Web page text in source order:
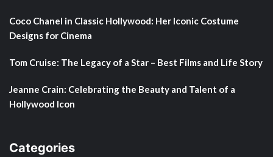
Coco Chanel in Classic Hollywood: Her Iconic Costume
Designs for Cinema
Tom Cruise: The Legacy of a Star – Best Films and Life Story
Jeanne Crain: Celebrating the Beauty and Talent of a
Hollywood Icon
Categories